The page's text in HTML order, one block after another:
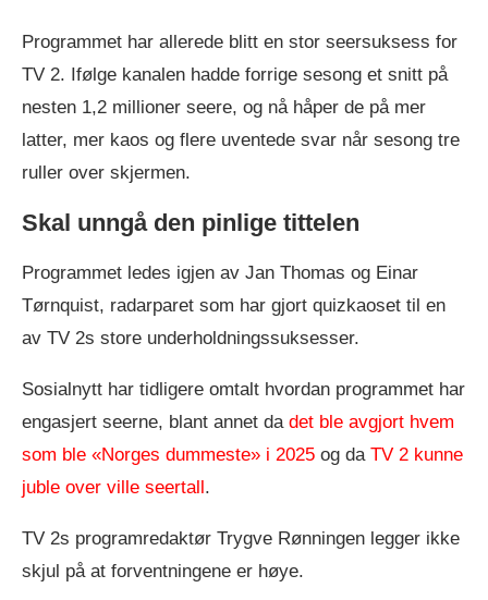
Programmet har allerede blitt en stor seersuksess for
TV 2. Ifølge kanalen hadde forrige sesong et snitt på
nesten 1,2 millioner seere, og nå håper de på mer
latter, mer kaos og flere uventede svar når sesong tre
ruller over skjermen.
Skal unngå den pinlige tittelen
Programmet ledes igjen av Jan Thomas og Einar
Tørnquist, radarparet som har gjort quizkaoset til en
av TV 2s store underholdningssuksesser.
Sosialnytt har tidligere omtalt hvordan programmet har
engasjert seerne, blant annet da det ble avgjort hvem
som ble «Norges dummeste» i 2025 og da TV 2 kunne
juble over ville seertall .
TV 2s programredaktør Trygve Rønningen legger ikke
skjul på at forventningene er høye.